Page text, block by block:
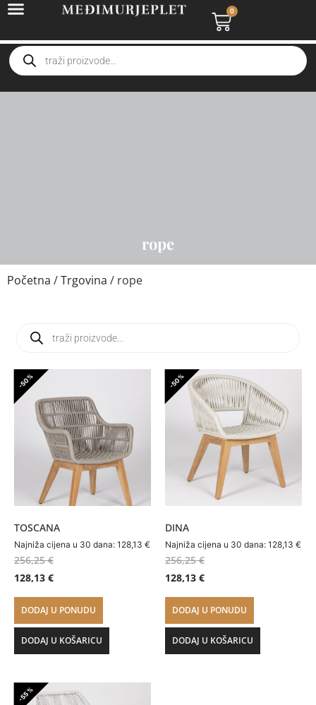
0
rope
Početna /Trgovina / rope
-50%
TOSCANA
Najniža cijena u 30 dana: 128,13 €
256,25€
128,13 €
DODAJ U PONUDU
DODAJ U KOŠARICU
-50%
DINA
Najniža cijena u 30 dana: 128,13 €
256,25€
128,13 €
DODAJ U PONUDU
DODAJ U KOŠARICU
-55%